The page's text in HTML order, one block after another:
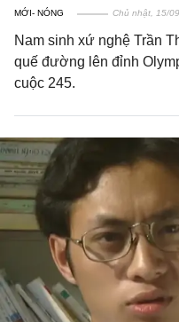
MỚI- NÓNG Chủ nhật, 15/
Nam sinh xứ nghệ Trần
quế đường lên đỉnh
cuộc 245.